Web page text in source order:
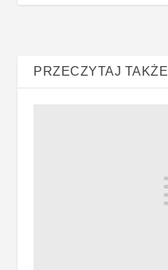
PRZECZYTAJ TAKŻE